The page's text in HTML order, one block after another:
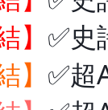
】 ✅史
】 ✅超